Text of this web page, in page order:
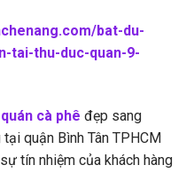
bat-du-
tai-thu-duc-quan-9-
cà phê đẹp sang
quận Bình Tân TPHCM
tín nhiệm của khách hàng